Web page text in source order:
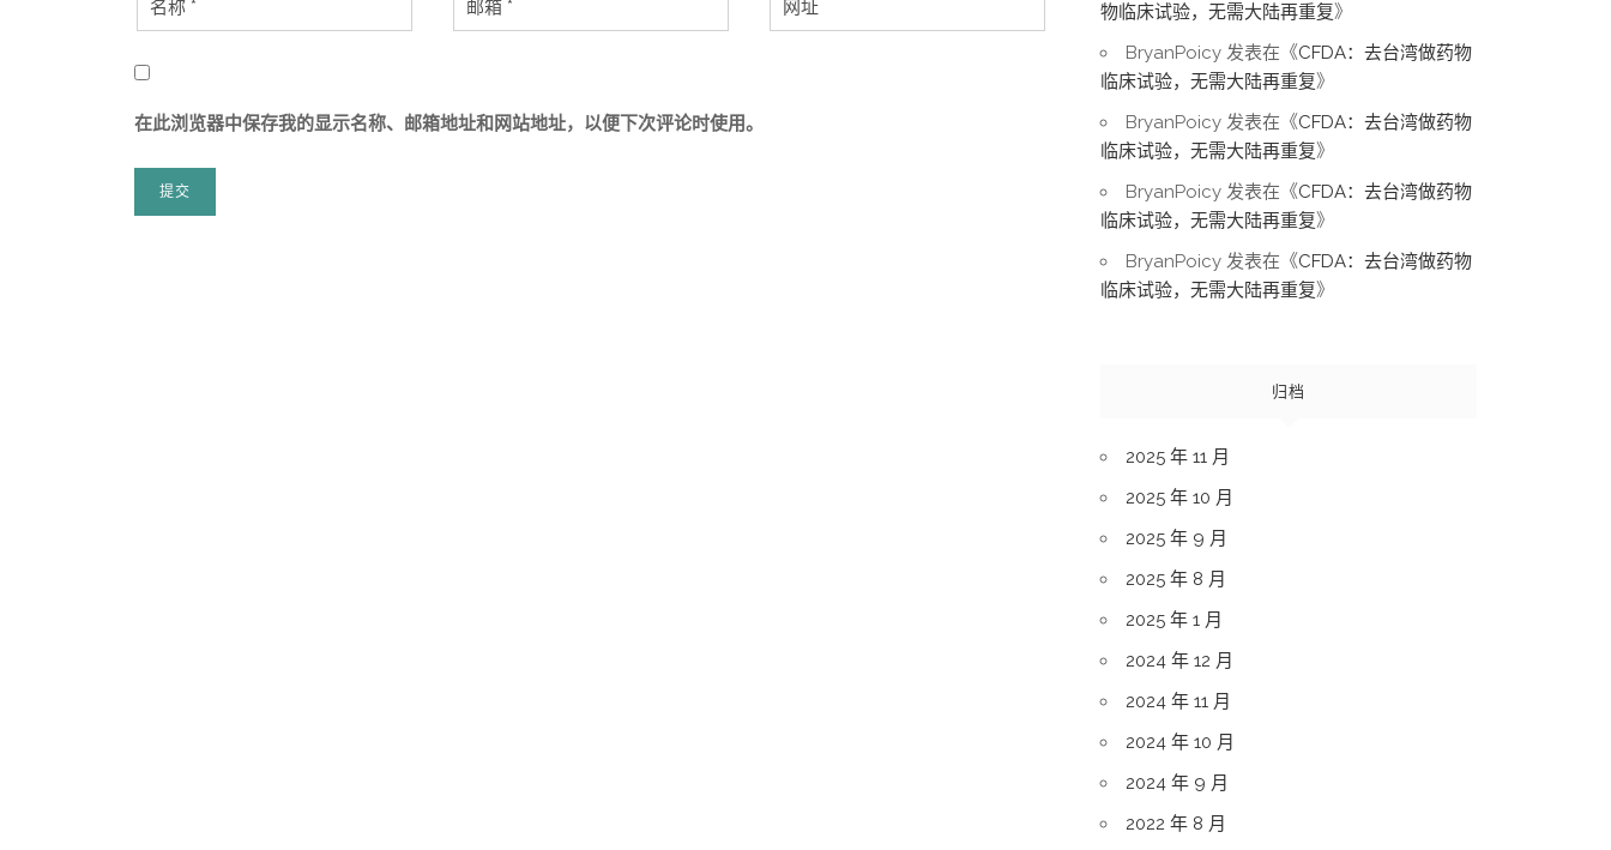
在此浏览器中保存我的显示名称、邮箱地址和网站地址，以便下次评论时使用。
物临床试验，无需大陆再重复》
BryanPoicy 发表在《CFDA：去台湾做药物
临床试验，无需大陆再重复》
BryanPoicy 发表在《CFDA：去台湾做药物
临床试验，无需大陆再重复》
BryanPoicy 发表在《CFDA：去台湾做药物
临床试验，无需大陆再重复》
BryanPoicy 发表在《CFDA：去台湾做药物
临床试验，无需大陆再重复》
归档
2025 年 11 月
2025 年 10 月
2025 年 9 月
2025 年 8 月
2025 年 1 月
2024 年 12 月
2024 年 11 月
2024 年 10 月
2024 年 9 月
2022 年 8 月